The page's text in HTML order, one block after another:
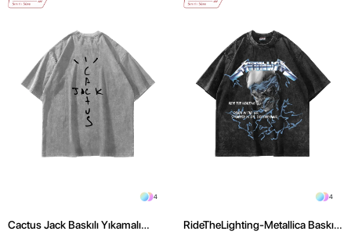
4
Cactus Jack Baskılı Yıkamalı
4
RideTheLighting-Metallica Baskılı